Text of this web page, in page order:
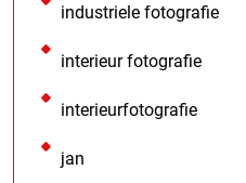
industriele fotografie
interieur fotografie
interieurfotografie
jan